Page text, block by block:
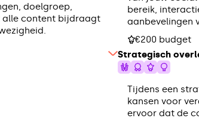
doelgroep,
alle content bijdraagt
bereik,
aanbevelingen
€200 budget
Strategisch
Tijdens een
kansen voor
ervoor dat de